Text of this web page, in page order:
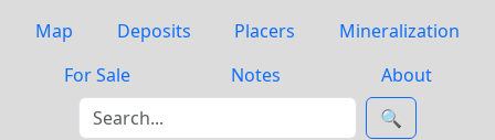
Map Deposits Placers
Mineralization
For Sale
Notes
About
🔍